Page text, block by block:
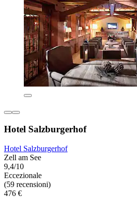
Hotel Salzburgerhof
Hotel Salzburgerhof
Zell am See
9,4/10
Eccezionale
(59 recensioni)
476 €